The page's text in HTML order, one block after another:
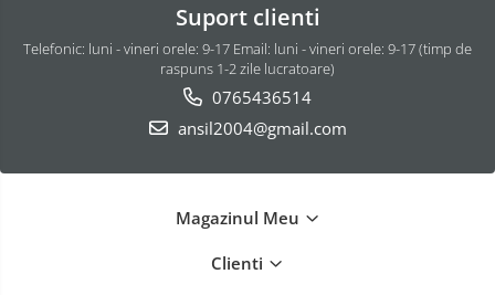
Suport clienti
Telefonic: luni - vineri orele: 9-17 Email: luni - vineri orele: 9-17 (timp de
raspuns 1-2 zile lucratoare)
0765436514
ansil2004@gmail.com
Magazinul Meu
Clienti